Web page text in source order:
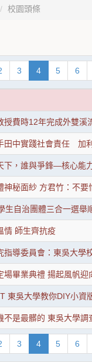
校園頭條
3 4 5 6
授費時12年完成外雙
田中實踐社會責任 加
下，誰與爭鋒—核心能
神秘面紗 方君竹：不要
生自治團體三合一選舉
情 師生齊抗疫
指導委員會：東吳大學
場畢業典禮 揚起風帆迎
東吳大學教你DIY小
不是最髒的 東吳大學
3 4 5 6